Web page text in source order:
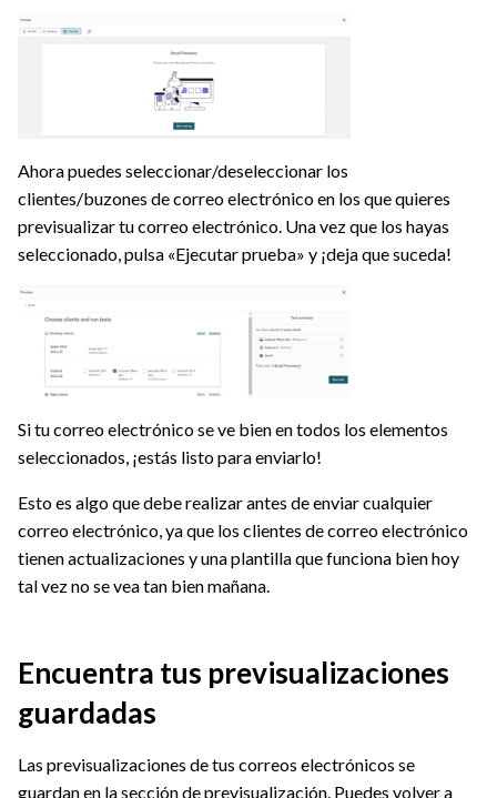
Ahora puedes seleccionar/deseleccionar los
clientes/buzones de correo electrónico en los que quieres
previsualizar tu correo electrónico. Una vez que los hayas
seleccionado, pulsa «Ejecutar prueba» y ¡deja que suceda!
Si tu correo electrónico se ve bien en todos los elementos
seleccionados, ¡estás listo para enviarlo!
Esto es algo que debe realizar antes de enviar cualquier
correo electrónico, ya que los clientes de correo electrónico
tienen actualizaciones y una plantilla que funciona bien hoy
tal vez no se vea tan bien mañana.
Encuentra tus previsualizaciones
guardadas
Las previsualizaciones de tus correos electrónicos se
guardan en la sección de previsualización. Puedes volver a